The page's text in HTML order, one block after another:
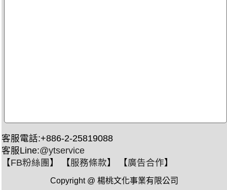
客服電話:+886-2-25819088
客服Line:@ytservice
【FB粉絲團 】 【服務條款】 【廣告合作】
Copyright @ 楊桃文化事業有限公司